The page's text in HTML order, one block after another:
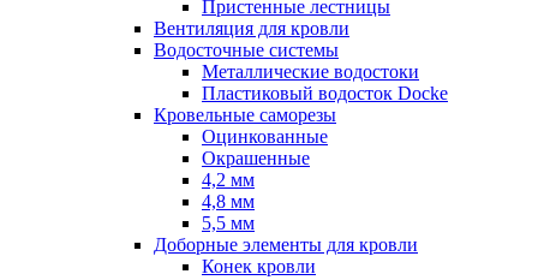
Пристенные лестницы
Вентиляция для кровли
Водосточные системы
Металлические водостоки
Пластиковый водосток Docke
Кровельные саморезы
Оцинкованные
Окрашенные
4,2 мм
4,8 мм
5,5 мм
Доборные элементы для кровли
Конек кровли